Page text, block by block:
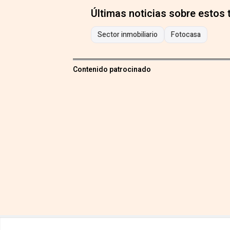
Últimas noticias sobre estos
Sector inmobiliario Fotocasa
Contenido patrocinado